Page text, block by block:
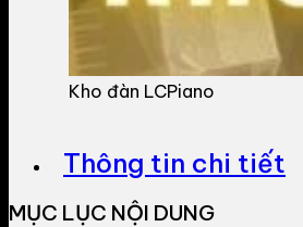
Kho đàn LCPiano
Thông tin chi tiết
MỤC LỤC NỘI DUNG